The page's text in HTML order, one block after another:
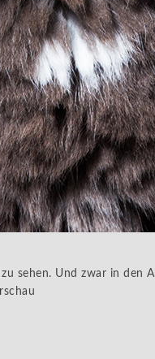
sehen. Und zwar in den